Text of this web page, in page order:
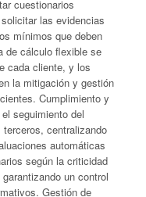
cuestionarios
las evidencias
mínimos que deben
de cálculo flexible se
cada cliente, y los
la mitigación y gestión
Cumplimiento y
seguimiento del
centralizando
automáticas
según la criticidad
un control
Gestión de